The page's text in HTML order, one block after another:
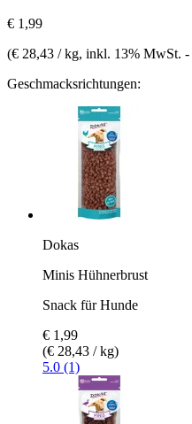
€ 1,99
(€ 28,43 / kg, inkl. 13% MwSt. -
Geschmacksrichtungen:
Dokas
Minis Hühnerbrust
Snack für Hunde
€ 1,99
(€ 28,43 / kg)
5.0 (1)